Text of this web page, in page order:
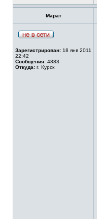
Марат
Зарегистрирован: 18 янв 2011
22:42
Сообщения: 4883
Откуда: г. Курск